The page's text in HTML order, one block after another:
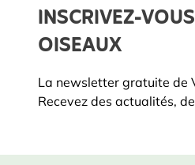
INSCRIVEZ-
OISEAUX
La newsletter gratuite de
Recevez des actualités,